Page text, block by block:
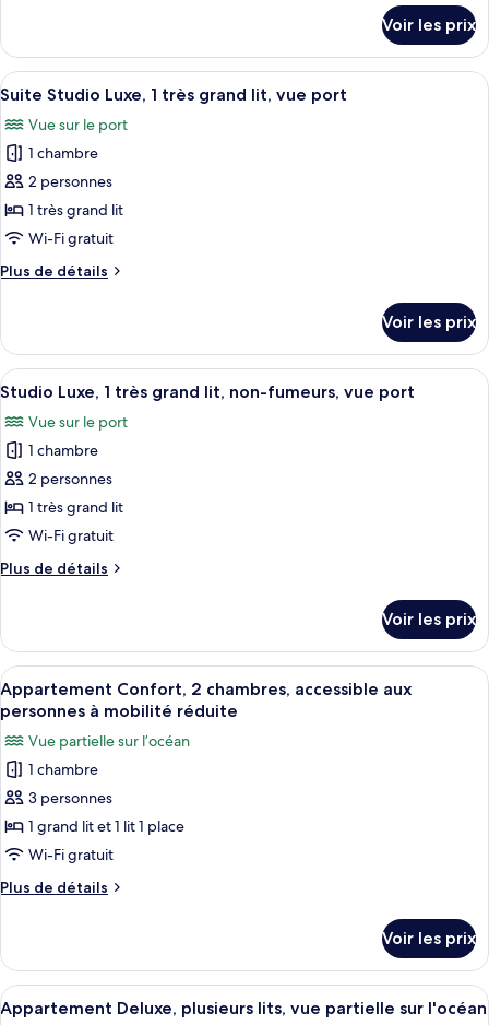
Romantique,
1
grand
lit,
vue
port
le
type
de
Suite
Studio
Romantique,
très
grand
lit,
vue
Voir les prix
Afficher
toutes
les
photos
pour
ce
type
chambre :
Luxe,
1
grand
lit,
vue
port
Un balcon avec vue sur un lac, des
6
Suite Studio Luxe, 1 très grand lit, vue port
Vue sur le port
1 chambre
2 personnes
1 très grand lit
Wi-Fi gratuit
Plus de détails
Plus
le
type
de
Suite
Studio
Luxe,
très
grand
lit,
vue
Voir les prix
Afficher
toutes
les
photos
pour
ce
type
chambre :
très
grand
lit,
non-
fumeurs,
vue
port
Un balcon abrité, doté de deux
5
Studio Luxe, 1 très grand lit, non-fumeurs, vue port
Vue sur le port
1 chambre
2 personnes
1 très grand lit
Wi-Fi gratuit
Plus de détails
Plus
le
type
de
chambre
Studio
Luxe,
très
grand
lit,
fumeurs,
vue
port
Voir les prix
Afficher
toutes
les
photos
pour
ce
type
de
chambre :
Appartement
2
chambres,
accessible
Un espace extérieur abrité,
5
Appartement Confort, 2 chambres, accessible aux
personnes à mobilité réduite
Vue partielle sur l’océan
1 chambre
3 personnes
1 grand lit et 1 lit 1 place
Wi-Fi gratuit
Plus de détails
Plus
le
type
de
Voir les prix
Afficher
Une route côtière avec un panneau
7
Appartement Deluxe, plusieurs lits, vue partielle sur l'océan